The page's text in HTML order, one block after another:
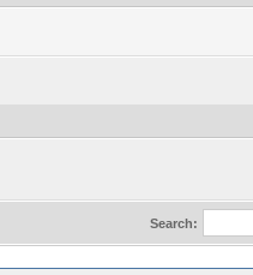
Search: